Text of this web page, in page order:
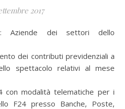
2017
dei contributi previdenziali a
spettacolo relativi al mese
con modalità telematiche per i
F24 presso Banche, Poste,